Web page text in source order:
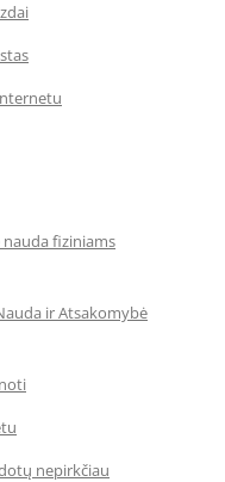
fiziniams
ir Atsakomybė
nepirkčiau